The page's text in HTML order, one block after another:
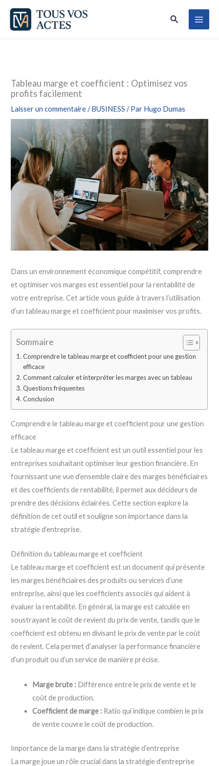
Aller
contenu
Rechercher
Tableau marge et coefficient : Optimisez vos
profits facilement
Laisser un commentaire /BUSINESS / Par Hugo Dumas
Dans un environnement économique compétitif, comprendre
et optimiser vos marges est essentiel pour la rentabilité de
votre entreprise. Cet article vous guide à travers l’utilisation
d’un tableau marge et coefficient pour maximiser vos profits.
Sommaire
Comprendre le tableau marge et coefficient pour une gestion
efficace
Comment calculer et interpréter les marges avec un tableau
Questions fréquentes
Conclusion
Comprendre le tableau marge et coefficient pour une gestion
efficace
Le tableau marge et coefficient est un outil essentiel pour les
entreprises souhaitant optimiser leur gestion financière. En
fournissant une vue d’ensemble claire des marges bénéficiaires
et des coefficients de rentabilité, il permet aux décideurs de
prendre des décisions éclairées. Cette section explore la
définition de cet outil et souligne son importance dans la
stratégie d’entreprise.
Définition du tableau marge et coefficient
Le tableau marge et coefficient est un document qui présente
les marges bénéficiaires des produits ou services d’une
entreprise, ainsi que les coefficients associés qui aident à
évaluer la rentabilité. En général, la marge est calculée en
soustrayant le coût de revient du prix de vente, tandis que le
coefficient est obtenu en divisant le prix de vente par le coût
de revient. Cela permet d’analyser la performance financière
d’un produit ou d’un service de manière précise.
Marge brute : Différence entre le prix de vente et le
coût de production.
Coefficient de marge : Ratio qui indique combien le prix
de vente couvre le coût de production.
Importance de la marge dans la stratégie d’entreprise
La marge joue un rôle crucial dans la stratégie d’entreprise